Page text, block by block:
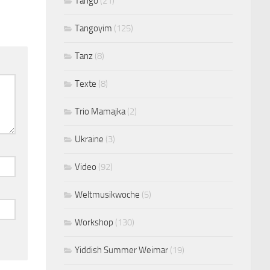
Tangoyim (125)
Tanz (8)
Texte (8)
Trio Mamajka (2)
Ukraine (3)
Video (92)
Weltmusikwoche (5)
Workshop (130)
Yiddish Summer Weimar (19)